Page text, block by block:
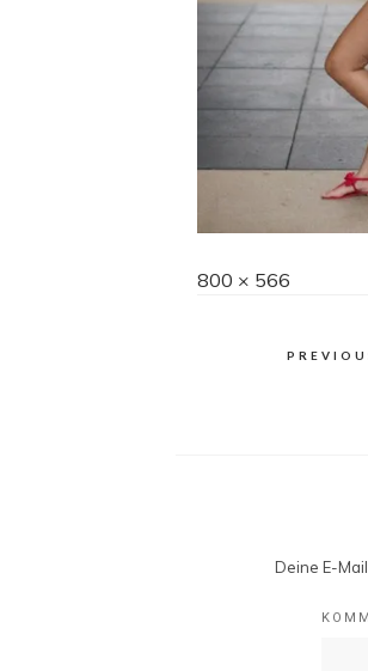
Full
800 × 566
Deine E-